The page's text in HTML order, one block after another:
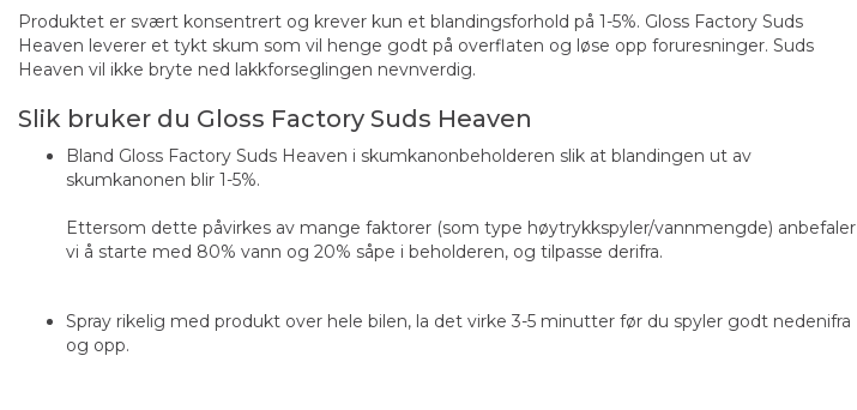
stk på lager
VELG
57stk på lager
KJØP
dager
KJØP
Produktet er svært konsentrert og krever kun et blandingsforhold på 1-5%. Gloss Factory Suds
Heaven leverer et tykt skum som vil henge godt på overflaten og løse opp foruresninger. Suds
Heaven vil ikke bryte ned lakkforseglingen nevnverdig.
Slik bruker du Gloss Factory Suds Heaven
Bland Gloss Factory Suds Heaven i skumkanonbeholderen slik at blandingen ut av
skumkanonen blir 1-5%.
Ettersom dette påvirkes av mange faktorer (som type høytrykkspyler/vannmengde) anbefaler
vi å starte med 80% vann og 20% såpe i beholderen, og tilpasse derifra.
Spray rikelig med produkt over hele bilen, la det virke 3-5 minutter før du spyler godt nedenifra
og opp.